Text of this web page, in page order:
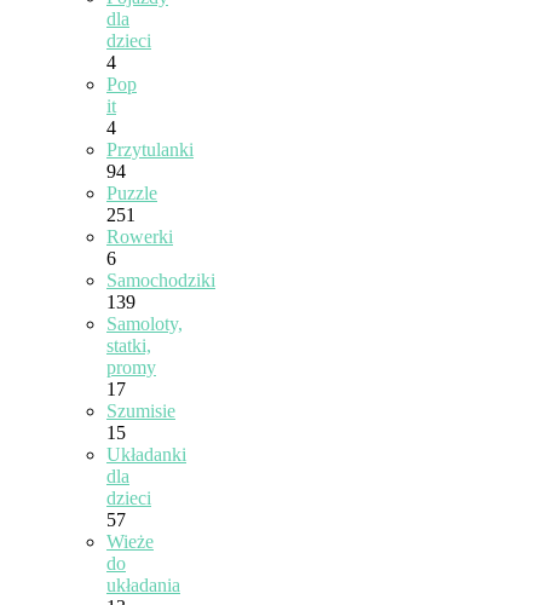
dla
dzieci
4
Pop
it
4
Przytulanki
94
Puzzle
251
Rowerki
6
Samochodziki
139
Samoloty,
statki,
promy
17
Szumisie
15
Układanki
dla
dzieci
57
Wieże
do
układania